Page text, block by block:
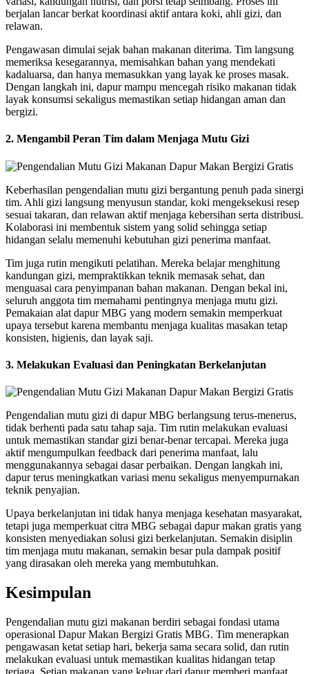
berjalan lancar berkat koordinasi aktif antara koki, ahli gizi, dan
relawan.
Pengawasan dimulai sejak bahan makanan diterima. Tim langsung
memeriksa kesegarannya, memisahkan bahan yang mendekati
kadaluarsa, dan hanya memasukkan yang layak ke proses masak.
Dengan langkah ini, dapur mampu mencegah risiko makanan tidak
layak konsumsi sekaligus memastikan setiap hidangan aman dan
bergizi.
2. Mengambil Peran Tim dalam Menjaga Mutu Gizi
Keberhasilan pengendalian mutu gizi bergantung penuh pada sinergi
tim. Ahli gizi langsung menyusun standar, koki mengeksekusi resep
sesuai takaran, dan relawan aktif menjaga kebersihan serta distribusi.
Kolaborasi ini membentuk sistem yang solid sehingga setiap
hidangan selalu memenuhi kebutuhan gizi penerima manfaat.
Tim juga rutin mengikuti pelatihan. Mereka belajar menghitung
kandungan gizi, mempraktikkan teknik memasak sehat, dan
menguasai cara penyimpanan bahan makanan. Dengan bekal ini,
seluruh anggota tim memahami pentingnya menjaga mutu gizi.
Pemakaian alat dapur MBG yang modern semakin memperkuat
upaya tersebut karena membantu menjaga kualitas masakan tetap
konsisten, higienis, dan layak saji.
3. Melakukan Evaluasi dan Peningkatan Berkelanjutan
Pengendalian mutu gizi di dapur MBG berlangsung terus-menerus,
tidak berhenti pada satu tahap saja. Tim rutin melakukan evaluasi
untuk memastikan standar gizi benar-benar tercapai. Mereka juga
aktif mengumpulkan feedback dari penerima manfaat, lalu
menggunakannya sebagai dasar perbaikan. Dengan langkah ini,
dapur terus meningkatkan variasi menu sekaligus menyempurnakan
teknik penyajian.
Upaya berkelanjutan ini tidak hanya menjaga kesehatan masyarakat,
tetapi juga memperkuat citra MBG sebagai dapur makan gratis yang
konsisten menyediakan solusi gizi berkelanjutan. Semakin disiplin
tim menjaga mutu makanan, semakin besar pula dampak positif
yang dirasakan oleh mereka yang membutuhkan.
Kesimpulan
Pengendalian mutu gizi makanan berdiri sebagai fondasi utama
operasional Dapur Makan Bergizi Gratis MBG. Tim menerapkan
pengawasan ketat setiap hari, bekerja sama secara solid, dan rutin
melakukan evaluasi untuk memastikan kualitas hidangan tetap
terjaga. Setiap makanan yang keluar dari dapur memberi manfaat